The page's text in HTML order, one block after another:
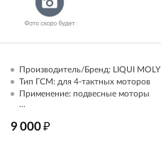
Производитель/Бренд: LIQUI MOLY
Тип ГСМ: для 4-тактных моторов
Применение: подвесные моторы
...
9 000₽